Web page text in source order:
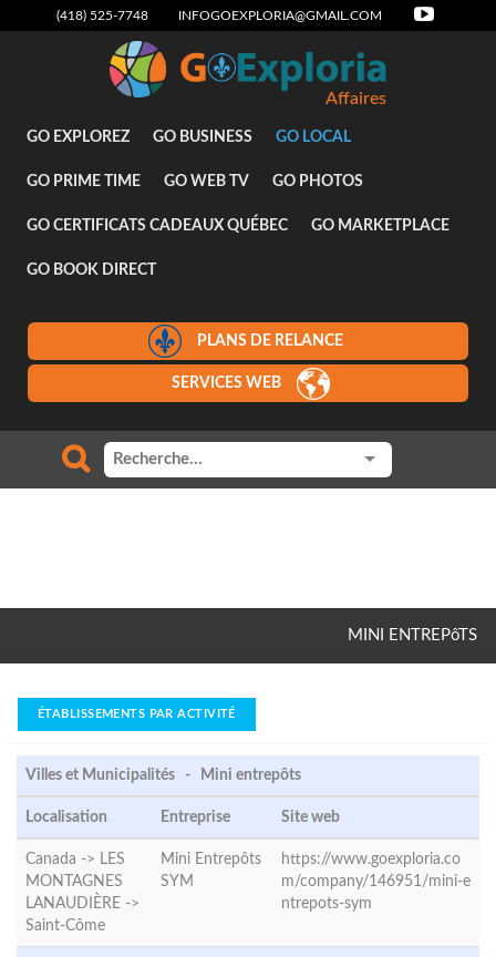
(418) 525-7748 INFOGOEXPLORIA@GMAIL.COM
Affaires
GO EXPLOREZ GO BUSINESS GO LOCAL
GO PRIME TIME GO WEB TV GO PHOTOS
GO CERTIFICATS CADEAUX QUÉBEC GO MARKETPLACE
GO BOOK DIRECT
PLANS DE RELANCE
SERVICES WEB
MINI ENTREPôTS
ÉTABLISSEMENTS PAR ACTIVITÉ
Villes et Municipalités - Mini entrepôts
Localisation Entreprise Site web
Canada -> LES
MONTAGNES
LANAUDIÈRE ->
Saint-Côme
Mini Entrepôts
SYM
https://www.goexploria.co
m/company/146951/mini-e
ntrepots-sym